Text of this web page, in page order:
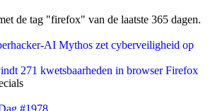
de tag "firefox" van de laatste 365 dagen.
AI Mythos zet cyberveiligheid op
271 kwetsbaarheden in browser Firefox
#1978